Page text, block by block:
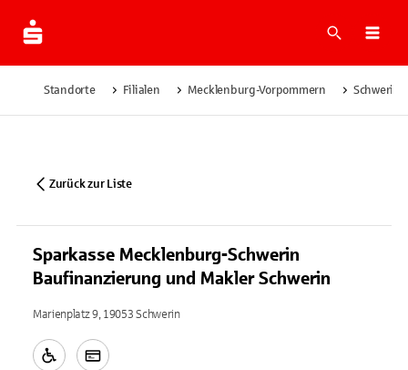
Suche
Standorte Filialen Mecklenburg-Vorpommern Schwerin
Zurück zur Liste
Sparkasse Mecklenburg-Schwerin
Baufinanzierung und Makler Schwerin
Marienplatz 9, 19053 Schwerin